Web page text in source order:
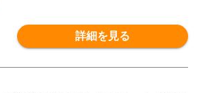
詳細を見る